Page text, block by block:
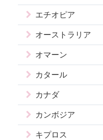
エチオピア
オーストラリア
オマーン
カタール
カナダ
カンボジア
キプロス